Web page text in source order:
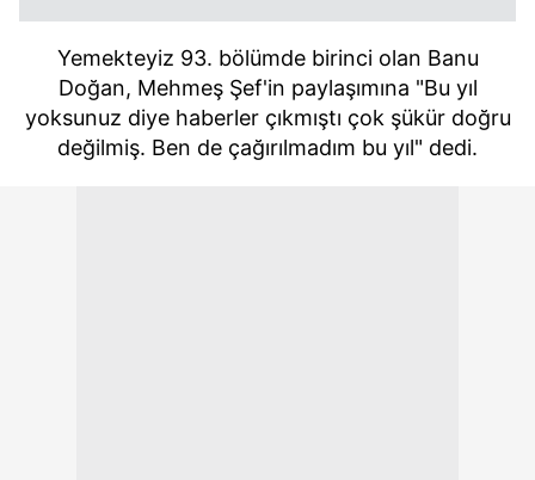
Yemekteyiz 93. bölümde birinci olan Banu
Doğan, Mehmeş Şef'in paylaşımına "Bu yıl
yoksunuz diye haberler çıkmıştı çok şükür doğru
değilmiş. Ben de çağırılmadım bu yıl" dedi.